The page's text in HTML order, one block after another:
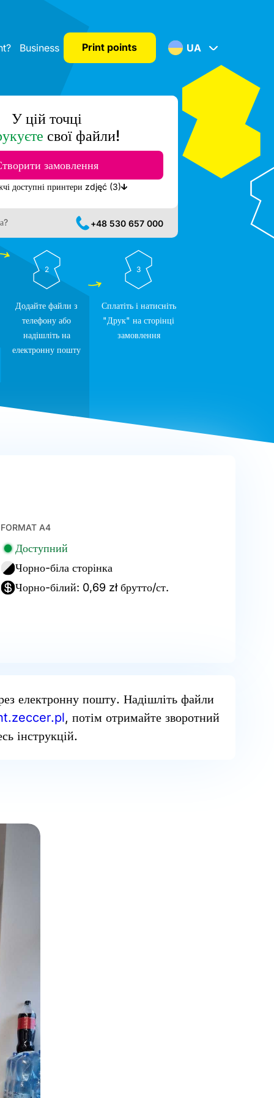
Business Print points UA
У цій точці
свої файли!
замовлення
Показати найближчі доступні принтери zdjęć (3)
+48 530 657 000
2
Додайте файли з
телефону або
надішліть на
електронну пошту
3
Сплатіть і натисніть
"Друк" на сторінці
замовлення
FORMAT A4
Доступний
Чорно-біла сторінка
Чорно-білий: 0,69 zł брутто/ст.
електронну пошту. Надішліть файли
, потім отримайте зворотний
інструкцій.